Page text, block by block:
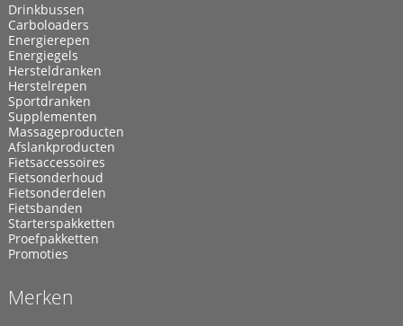
Drinkbussen
Carboloaders
Energierepen
Energiegels
Hersteldranken
Herstelrepen
Sportdranken
Supplementen
Massageproducten
Afslankproducten
Fietsaccessoires
Fietsonderhoud
Fietsonderdelen
Fietsbanden
Starterspakketten
Proefpakketten
Promoties
Merken